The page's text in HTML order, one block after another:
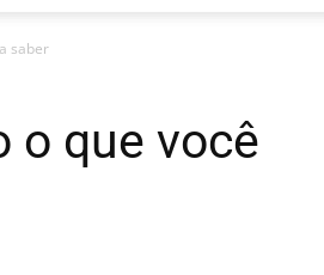
saber
o que você